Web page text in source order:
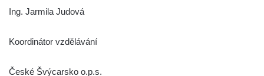
Ing. Jarmila Judová
Koordinátor vzdělávání
České Švýcarsko o.p.s.